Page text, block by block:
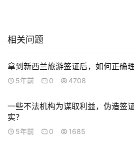
能
移
投
资
相关问题
拿到新西兰旅游签证后，如何正确
5年前 0 4708
一些不法机构为谋取利益，伪造签
实？
5年前 0 1685